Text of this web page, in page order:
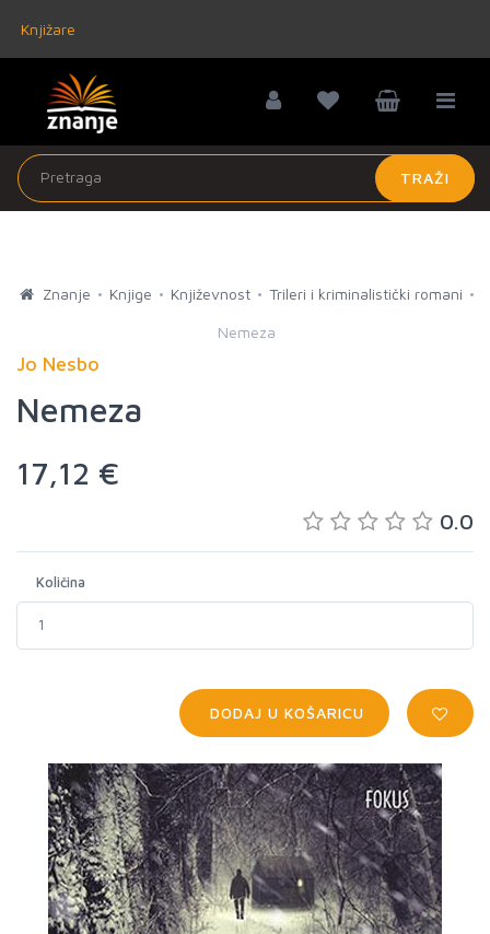
Knjižare
TRAŽI
Znanje Knjige Književnost Trileri i kriminalistički romani
Nemeza
Jo Nesbo
Nemeza
17,12 €
0.0
Količina
DODAJ U KOŠARICU